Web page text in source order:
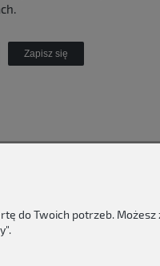
Zapisz się
do Twoich potrzeb.